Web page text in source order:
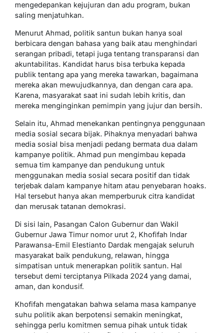
mengedepankan kejujuran dan adu program, bukan
saling menjatuhkan.
Menurut Ahmad, politik santun bukan hanya soal
berbicara dengan bahasa yang baik atau menghindari
serangan pribadi, tetapi juga tentang transparansi dan
akuntabilitas. Kandidat harus bisa terbuka kepada
publik tentang apa yang mereka tawarkan, bagaimana
mereka akan mewujudkannya, dan dengan cara apa.
Karena, masyarakat saat ini sudah lebih kritis, dan
mereka menginginkan pemimpin yang jujur dan bersih.
Selain itu, Ahmad menekankan pentingnya penggunaan
media sosial secara bijak. Pihaknya menyadari bahwa
media sosial bisa menjadi pedang bermata dua dalam
kampanye politik. Ahmad pun mengimbau kepada
semua tim kampanye dan pendukung untuk
menggunakan media sosial secara positif dan tidak
terjebak dalam kampanye hitam atau penyebaran hoaks.
Hal tersebut hanya akan memperburuk citra kandidat
dan merusak tatanan demokrasi.
Di sisi lain, Pasangan Calon Gubernur dan Wakil
Gubernur Jawa Timur nomor urut 2, Khofifah Indar
Parawansa-Emil Elestianto Dardak mengajak seluruh
masyarakat baik pendukung, relawan, hingga
simpatisan untuk menerapkan politik santun. Hal
tersebut demi terciptanya Pilkada 2024 yang damai,
aman, dan kondusif.
Khofifah mengatakan bahwa selama masa kampanye
suhu politik akan berpotensi semakin meningkat,
sehingga perlu komitmen semua pihak untuk tidak